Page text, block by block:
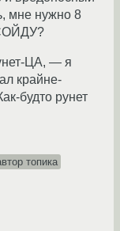
мне нужно 8
ЦА, — я
крайне-
будто рунет
топика